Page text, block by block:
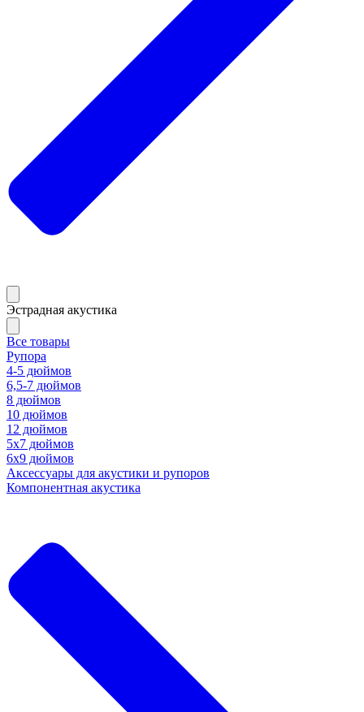
Эстрадная акустика
Все товары
Рупора
4-5 дюймов
6,5-7 дюймов
8 дюймов
10 дюймов
12 дюймов
5x7 дюймов
6х9 дюймов
Аксессуары для акустики и рупоров
Компонентная акустика